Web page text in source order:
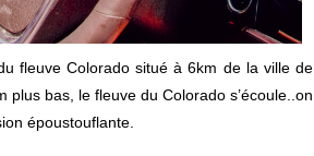
fleuve Colorado situé à 6km de la ville de
bas, le fleuve du Colorado s’écoule..on
époustouflante.